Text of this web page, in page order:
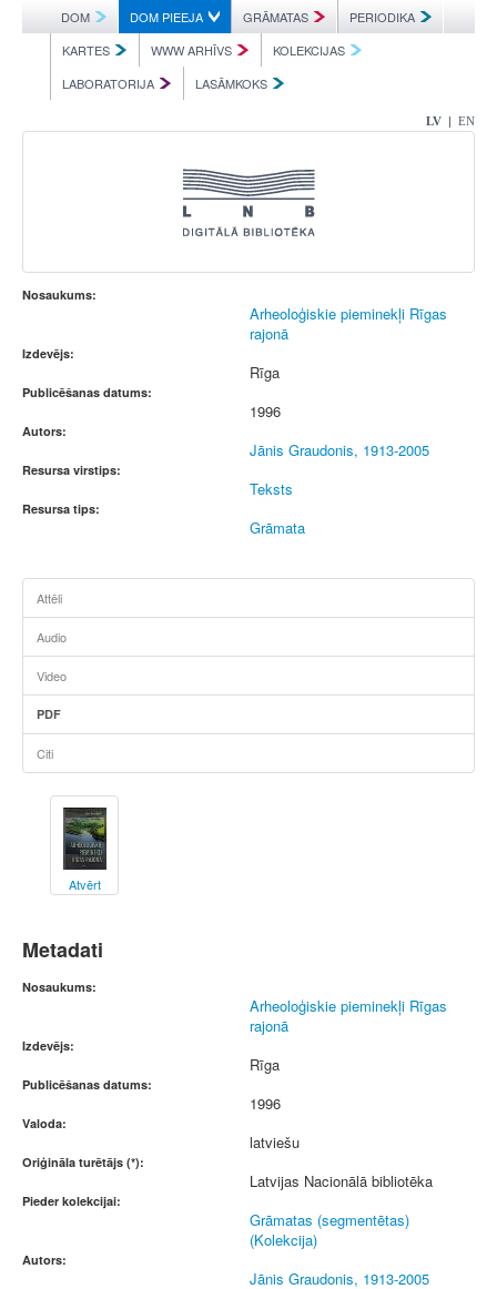
DOM DOM PIEEJA GRĀMATAS
PERIODIKA
KARTES
WWW ARHĪVS
KOLEKCIJAS
LABORATORIJA
LASĀMKOKS
LV | EN
Nosaukums:
Arheoloģiskie pieminekļi Rīgas
rajonā
Izdevējs:
Rīga
Publicēšanas datums:
1996
Autors:
Jānis Graudonis, 1913-2005
Resursa virstips:
Teksts
Resursa tips:
Grāmata
Attēli
Audio
Video
PDF
Citi
Atvērt
Metadati
Nosaukums:
Arheoloģiskie pieminekļi Rīgas
rajonā
Izdevējs:
Rīga
Publicēšanas datums:
1996
Valoda:
latviešu
Oriģināla turētājs (*):
Latvijas Nacionālā bibliotēka
Pieder kolekcijai:
Grāmatas (segmentētas)
(Kolekcija)
Autors:
Jānis Graudonis, 1913-2005